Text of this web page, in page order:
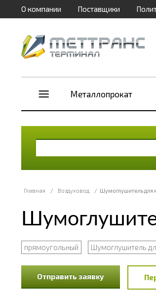
О компании Поставщики
Металлопрокат
Главная / Воздуховод / Шумоглушитель для
прямоугольный Шумоглушитель
Отправить заявку